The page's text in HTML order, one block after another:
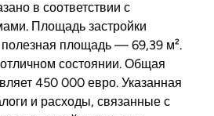
в соответствии с
Площадь застройки
полезная площадь — 69,39 м².
состоянии. Общая
450 000 евро. Указанная
и расходы, связанные с